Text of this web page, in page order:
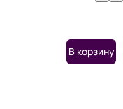
В корзину